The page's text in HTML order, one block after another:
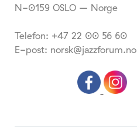
N-0159 OSLO – Norge
Telefon: +47 22 00 56 60
E-post: norsk@jazzforum.no